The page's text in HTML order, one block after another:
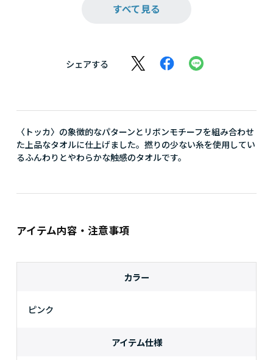
すべて見る
シェアする
〈トッカ〉の象徴的なパターンとリボンモチーフを組み合わせ
た上品なタオルに仕上げました。撚りの少ない糸を使用してい
るふんわりとやわらかな触感のタオルです。
アイテム内容・注意事項
カラー
ピンク
アイテム仕様